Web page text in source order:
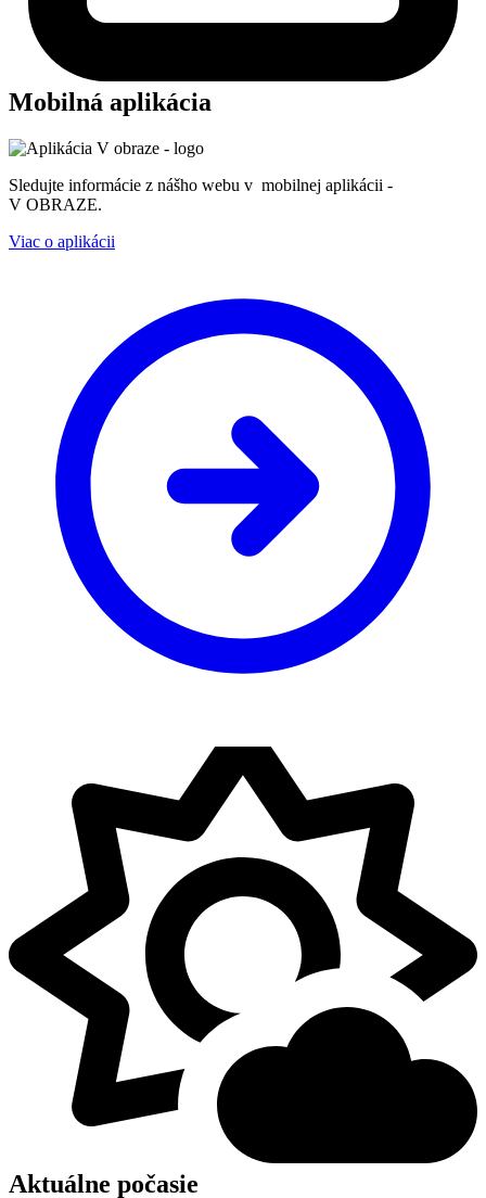
Mobilná aplikácia
Sledujte informácie z nášho webu v mobilnej aplikácii -
V OBRAZE.
Viac o aplikácii
Aktuálne počasie